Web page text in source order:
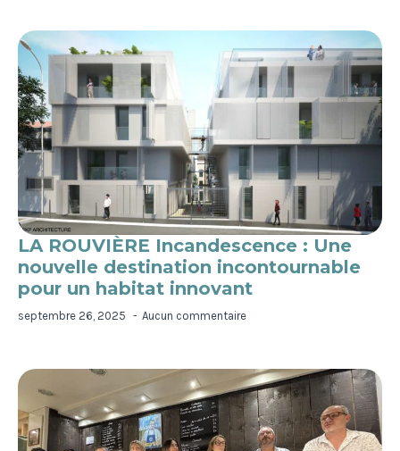
LA ROUVIÈRE Incandescence : Une
nouvelle destination incontournable
pour un habitat innovant
septembre 26, 2025 Aucun commentaire